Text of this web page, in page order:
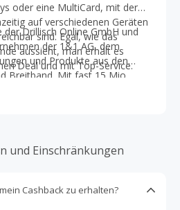
oder eine MultiCard, mit der
auf verschiedenen Geräten
sind. Egal, wie das
aussieht, man erhält es
Deal und mit Top-Service.
Drillisch Online GmbH und
der 1&1 AG, dem
und Produkte aus den
Breitband. Mit fast 15 Mio.
1&1 AG zu den großen
in Deutschland.
und Einschränkungen
Cashback zu erhalten?